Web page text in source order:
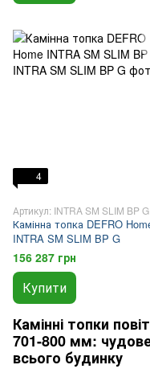
4
Артикул: INTRA SM SLIM BP G
Камінна топка DEFRO
INTRA SM SLIM BP G
156 287 грн
Купити
Камінні топки
701-800 мм: чудове
всього будинку